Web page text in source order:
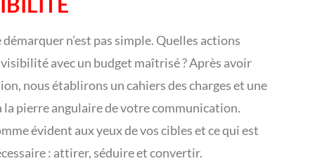
n’est pas simple. Quelles actions
avec un budget maîtrisé ? Après avoir
nous établirons un cahiers des charges et une
la pierre angulaire de votre communication.
évident aux yeux de vos cibles et ce qui est
: attirer, séduire et convertir.